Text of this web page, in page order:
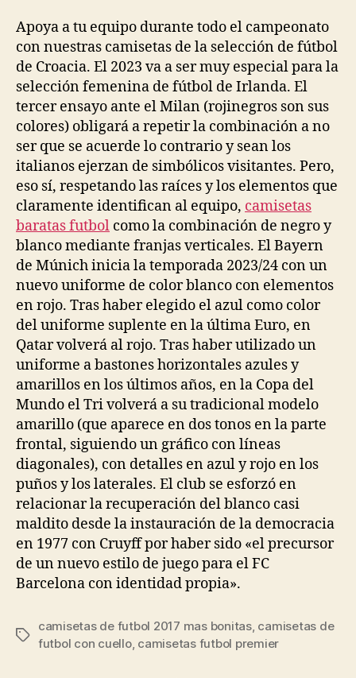
Apoya a tu equipo durante todo el campeonato
con nuestras camisetas de la selección de fútbol
de Croacia. El 2023 va a ser muy especial para la
selección femenina de fútbol de Irlanda. El
tercer ensayo ante el Milan (rojinegros son sus
colores) obligará a repetir la combinación a no
ser que se acuerde lo contrario y sean los
italianos ejerzan de simbólicos visitantes. Pero,
eso sí, respetando las raíces y los elementos que
claramente identifican al equipo, camisetas
baratas futbol como la combinación de negro y
blanco mediante franjas verticales. El Bayern
de Múnich inicia la temporada 2023/24 con un
nuevo uniforme de color blanco con elementos
en rojo. Tras haber elegido el azul como color
del uniforme suplente en la última Euro, en
Qatar volverá al rojo. Tras haber utilizado un
uniforme a bastones horizontales azules y
amarillos en los últimos años, en la Copa del
Mundo el Tri volverá a su tradicional modelo
amarillo (que aparece en dos tonos en la parte
frontal, siguiendo un gráfico con líneas
diagonales), con detalles en azul y rojo en los
puños y los laterales. El club se esforzó en
relacionar la recuperación del blanco casi
maldito desde la instauración de la democracia
en 1977 con Cruyff por haber sido «el precursor
de un nuevo estilo de juego para el FC
Barcelona con identidad propia».
Etiquetas
camisetas de futbol 2017 mas bonitas, camisetas de
futbol con cuello, camisetas futbol premier